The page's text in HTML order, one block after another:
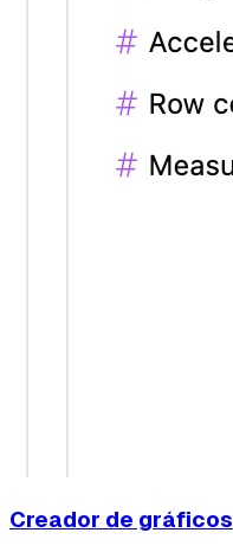
Creador de gráficos